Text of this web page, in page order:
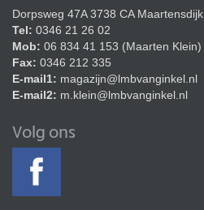
Dorpsweg 47A 3738 CA Maartensdijk
Tel: 0346 21 26 02
Mob: 06 834 41 153 (Maarten Klein)
Fax: 0346 212 335
E-mail1: magazijn@lmbvanginkel.nl
E-mail2: m.klein@lmbvanginkel.nl
Volg ons